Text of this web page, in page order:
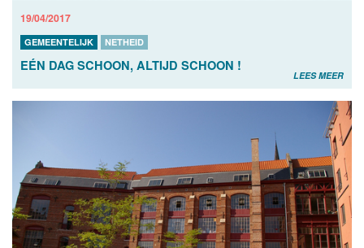
19/04/2017
GEMEENTELIJK NETHEID
EÉN DAG SCHOON, ALTIJD SCHOON !
LEES MEER